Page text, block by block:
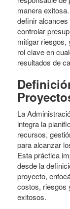
manera
definir
controlar
mitigar
rol clave en
resultados de
La
integra la
recursos,
para alcanzar
Esta práctica
desde la
proyecto,
costos, riesgos
exitosos.